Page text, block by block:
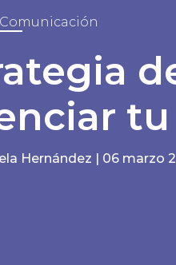
Hernández | 06 marzo